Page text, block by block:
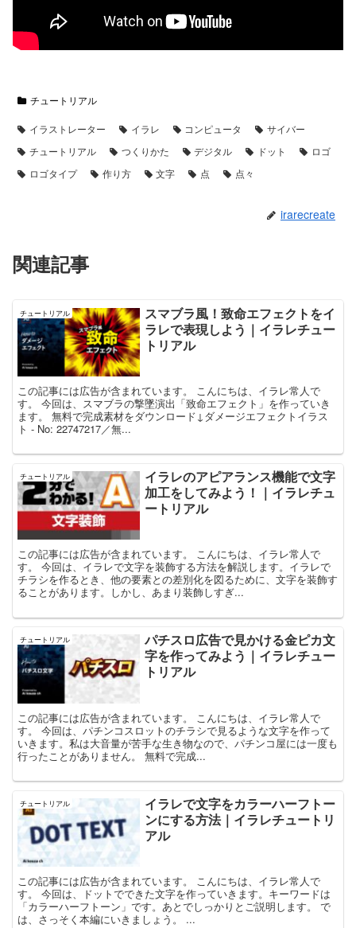
チュートリアル
イラストレーター イラレ コンピュータ
サイバー
チュートリアル
つくりかた デジタル ドット
ロゴ
ロゴタイプ
作り方 文字 点 点々
irarecreate
関連記事
チュートリアル
スマブラ風！致命エフェクトをイ
ラレで表現しよう｜イラレチュー
トリアル
この記事には広告が含まれています。 こんにちは、イラレ常人で
す。 今回は、スマブラの撃墜演出「致命エフェクト」を作っていき
ます。 無料で完成素材をダウンロード↓ダメージエフェクトイラス
ト - No: 22747217／無...
チュートリアル
イラレのアピアランス機能で文字
加工をしてみよう！｜イラレチュ
ートリアル
この記事には広告が含まれています。 こんにちは、イラレ常人で
す。 今回は、イラレで文字を装飾する方法を解説します。イラレで
チラシを作るとき、他の要素との差別化を図るために、文字を装飾す
ることがあります。しかし、あまり装飾しすぎ...
チュートリアル
パチスロ広告で見かける金ピカ文
字を作ってみよう｜イラレチュー
トリアル
この記事には広告が含まれています。 こんにちは、イラレ常人で
す。 今回は、パチンコスロットのチラシで見るような文字を作って
いきます。私は大音量が苦手な生き物なので、パチンコ屋には一度も
行ったことがありません。 無料で完成...
チュートリアル
イラレで文字をカラーハーフトー
ンにする方法｜イラレチュートリ
アル
この記事には広告が含まれています。 こんにちは、イラレ常人で
す。 今回は、ドットでできた文字を作っていきます。キーワードは
「カラーハーフトーン」です。あとでしっかりとご説明します。 で
は、さっそく本編にいきましょう。 ...